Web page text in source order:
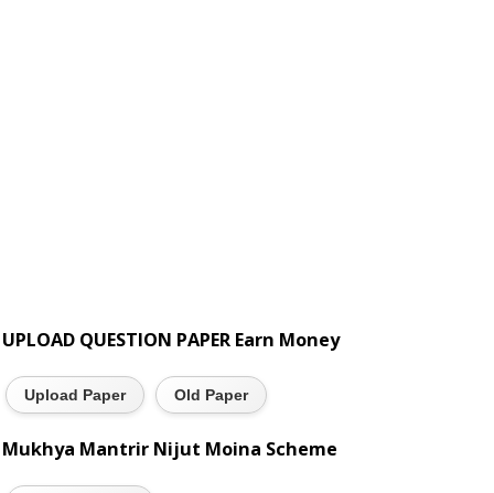
UPLOAD QUESTION PAPER Earn Money
Upload Paper Old Paper
Mukhya Mantrir Nijut Moina Scheme